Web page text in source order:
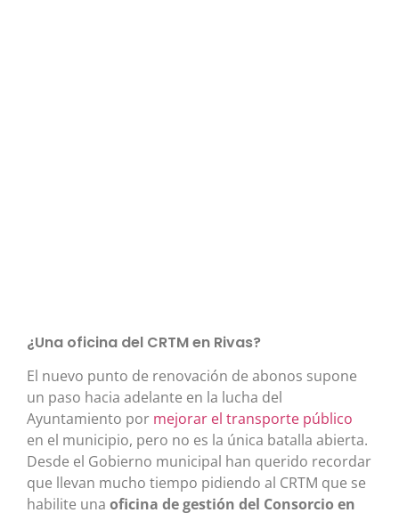
¿Una oficina del CRTM en Rivas?
El nuevo punto de renovación de abonos supone
un paso hacia adelante en la lucha del
Ayuntamiento por mejorar el transporte público
en el municipio, pero no es la única batalla abierta.
Desde el Gobierno municipal han querido recordar
que llevan mucho tiempo pidiendo al CRTM que se
habilite una oficina de gestión del Consorcio en